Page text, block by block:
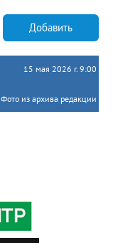
Добавить
15 мая 2026 г. 9:00
Фото из архива редакции